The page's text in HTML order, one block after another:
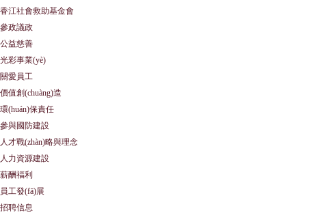
香江社會救助基金會
參政議政
公益慈善
光彩事業(yè)
關愛員工
價值創(chuàng)造
環(huán)保責任
參與國防建設
人才戰(zhàn)略與理念
人力資源建設
薪酬福利
員工發(fā)展
招聘信息